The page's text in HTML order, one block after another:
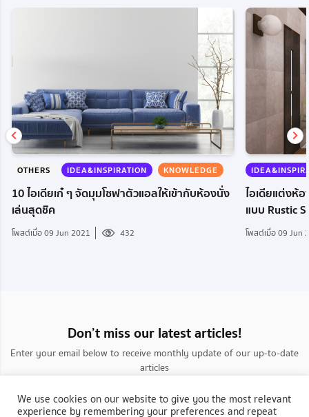
OTHERS IDEA&INSPIRATION KNOWLEDGE
10 ไอเดียเก๋ ๆ จัดมุมโซฟาตัวแอลให้เข้ากับห้องนั่ง
เล่นสุดชิค
โพสต์เมื่อ 09 Jun 2021 432
ไอเดียแต่งห้
แบบ Rustic
โพสต์เมื่อ 09 Jun
Don’t miss our latest articles!
Enter your email below to receive monthly update of our up-to-date
articles
We use cookies on our website to give you the most relevant
experience by remembering your preferences and repeat